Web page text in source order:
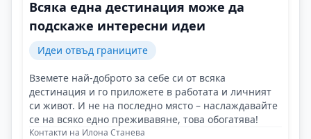
Всяка една дестинация може да
подскаже интересни идеи
Идеи отвъд границите
Вземете най-доброто за себе си от всяка
дестинация и го приложете в работата и личният
си живот. И не на последно място – наслаждавайте
се на всяко едно преживавяне, това обогатява!
Контакти на Илона Станева